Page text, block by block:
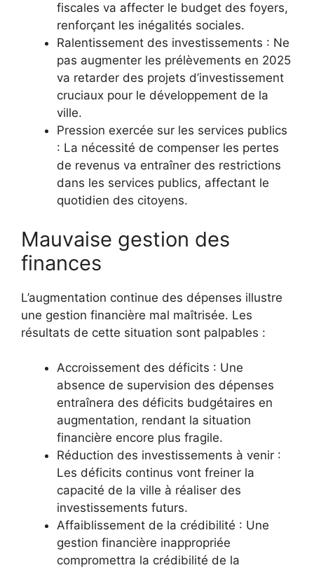
fiscales va affecter le budget des foyers,
renforçant les inégalités sociales.
Ralentissement des investissements : Ne
pas augmenter les prélèvements en 2025
va retarder des projets d’investissement
cruciaux pour le développement de la
ville.
Pression exercée sur les services publics
: La nécessité de compenser les pertes
de revenus va entraîner des restrictions
dans les services publics, affectant le
quotidien des citoyens.
Mauvaise gestion des
finances
L’augmentation continue des dépenses illustre
une gestion financière mal maîtrisée. Les
résultats de cette situation sont palpables :
Accroissement des déficits : Une
absence de supervision des dépenses
entraînera des déficits budgétaires en
augmentation, rendant la situation
financière encore plus fragile.
Réduction des investissements à venir :
Les déficits continus vont freiner la
capacité de la ville à réaliser des
investissements futurs.
Affaiblissement de la crédibilité : Une
gestion financière inappropriée
compromettra la crédibilité de la